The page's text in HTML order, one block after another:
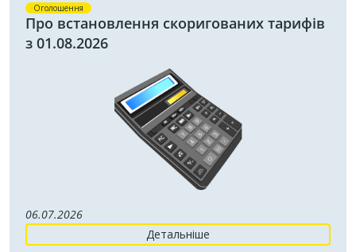
Оголошення
Про встановлення скоригованих тарифів
з 01.08.2026
06.07.2026
Детальніше